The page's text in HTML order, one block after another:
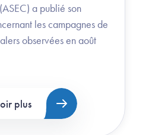
a publié son
les campagnes de
observées en août
plus